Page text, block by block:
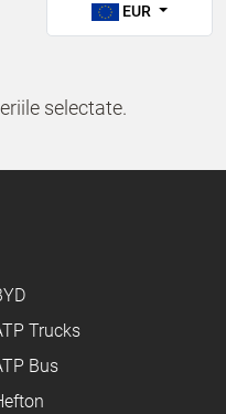
EUR
selectate.
Trucks
Bus